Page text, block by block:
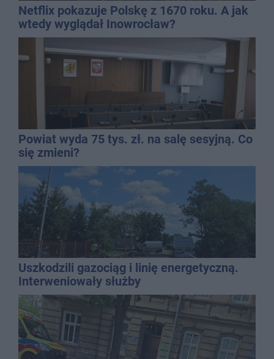
Netflix pokazuje Polskę z 1670 roku. A jak
wtedy wyglądał Inowrocław?
Powiat wyda 75 tys. zł. na salę sesyjną. Co
się zmieni?
Uszkodzili gazociąg i linię energetyczną.
Interweniowały służby